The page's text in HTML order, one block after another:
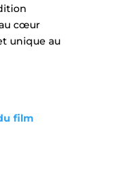
cœur
unique au
film